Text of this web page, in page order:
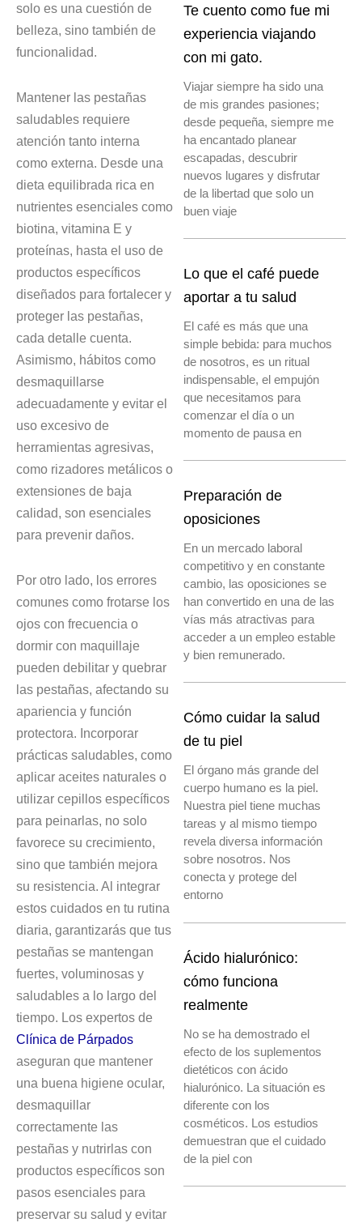
solo es una cuestión de
belleza, sino también de
funcionalidad.
Mantener las pestañas
saludables requiere
atención tanto interna
como externa. Desde una
dieta equilibrada rica en
nutrientes esenciales como
biotina, vitamina E y
proteínas, hasta el uso de
productos específicos
diseñados para fortalecer y
proteger las pestañas,
cada detalle cuenta.
Asimismo, hábitos como
desmaquillarse
adecuadamente y evitar el
uso excesivo de
herramientas agresivas,
como rizadores metálicos o
extensiones de baja
calidad, son esenciales
para prevenir daños.
Por otro lado, los errores
comunes como frotarse los
ojos con frecuencia o
dormir con maquillaje
pueden debilitar y quebrar
las pestañas, afectando su
apariencia y función
protectora. Incorporar
prácticas saludables, como
aplicar aceites naturales o
utilizar cepillos específicos
para peinarlas, no solo
favorece su crecimiento,
sino que también mejora
su resistencia. Al integrar
estos cuidados en tu rutina
diaria, garantizarás que tus
pestañas se mantengan
fuertes, voluminosas y
saludables a lo largo del
tiempo. Los expertos de
Clínica de Párpados
aseguran que mantener
una buena higiene ocular,
desmaquillar
correctamente las
pestañas y nutrirlas con
productos específicos son
pasos esenciales para
preservar su salud y evitar
Te cuento como fue mi
experiencia viajando
con mi gato.
Viajar siempre ha sido una
de mis grandes pasiones;
desde pequeña, siempre me
ha encantado planear
escapadas, descubrir
nuevos lugares y disfrutar
de la libertad que solo un
buen viaje
Lo que el café puede
aportar a tu salud
El café es más que una
simple bebida: para muchos
de nosotros, es un ritual
indispensable, el empujón
que necesitamos para
comenzar el día o un
momento de pausa en
Preparación de
oposiciones
En un mercado laboral
competitivo y en constante
cambio, las oposiciones se
han convertido en una de las
vías más atractivas para
acceder a un empleo estable
y bien remunerado.
Cómo cuidar la salud
de tu piel
El órgano más grande del
cuerpo humano es la piel.
Nuestra piel tiene muchas
tareas y al mismo tiempo
revela diversa información
sobre nosotros. Nos
conecta y protege del
entorno
Ácido hialurónico:
cómo funciona
realmente
No se ha demostrado el
efecto de los suplementos
dietéticos con ácido
hialurónico. La situación es
diferente con los
cosméticos. Los estudios
demuestran que el cuidado
de la piel con